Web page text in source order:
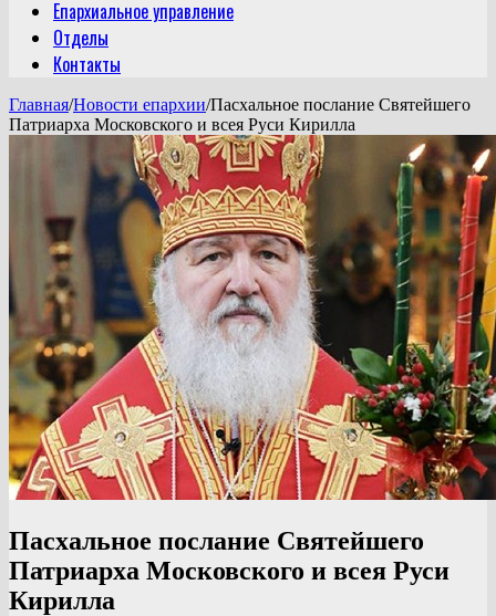
Епархиальное управление
Отделы
Контакты
Главная/Новости епархии/Пасхальное послание Святейшего
Патриарха Московского и всея Руси Кирилла
Пасхальное послание Святейшего
Патриарха Московского и всея Руси
Кирилла